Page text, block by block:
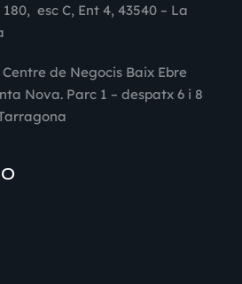
esc C, Ent 4, 43540 – La
de Negocis Baix Ebre
Nova. Parc 1 – despatx 6 i 8